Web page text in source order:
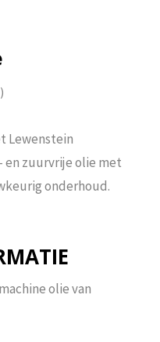
Lewenstein
en zuurvrije olie met
onderhoud.
olie van